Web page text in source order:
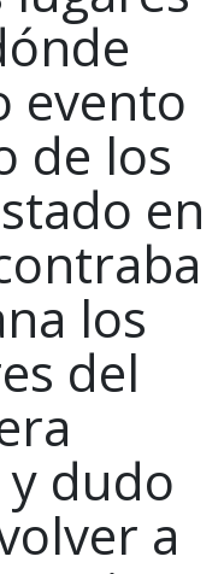
evento
de los
en
los
del
dudo
a